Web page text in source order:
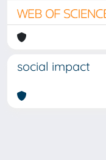
social impact